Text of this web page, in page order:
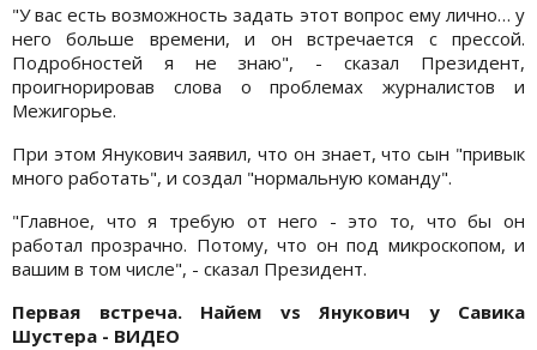
"У вас есть возможность задать этот вопрос ему лично… у
него больше времени, и он встречается с прессой.
Подробностей я не знаю", - сказал Президент,
проигнорировав слова о проблемах журналистов и
Межигорье.
При этом Янукович заявил, что он знает, что сын "привык
много работать", и создал "нормальную команду".
"Главное, что я требую от него - это то, что бы он
работал прозрачно. Потому, что он под микроскопом, и
вашим в том числе", - сказал Президент.
Первая встреча. Найем vs Янукович у Савика
Шустера - ВИДЕО